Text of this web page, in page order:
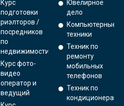
Курс
подготовки
риэлторов /
посредников
по
недвижимости
Курс фото-
видео
оператор и
ведущий
Ювелирное
дело
Компьютерные
техники
Техник по
ремонту
мобильных
телефонов
Техник по
кондиционерам